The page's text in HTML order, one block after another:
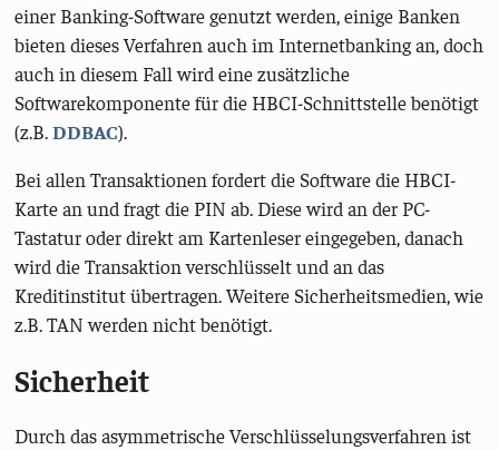
einer Banking-Software genutzt werden, einige Banken
bieten dieses Verfahren auch im Internetbanking an, doch
auch in diesem Fall wird eine zusätzliche
Softwarekomponente für die HBCI-Schnittstelle benötigt
(z.B.DDBAC).
Bei allen Transaktionen fordert die Software die HBCI-
Karte an und fragt die PIN ab. Diese wird an der PC-
Tastatur oder direkt am Kartenleser eingegeben, danach
wird die Transaktion verschlüsselt und an das
Kreditinstitut übertragen. Weitere Sicherheitsmedien, wie
z.B. TAN werden nicht benötigt.
Sicherheit
Durch das asymmetrische Verschlüsselungsverfahren ist